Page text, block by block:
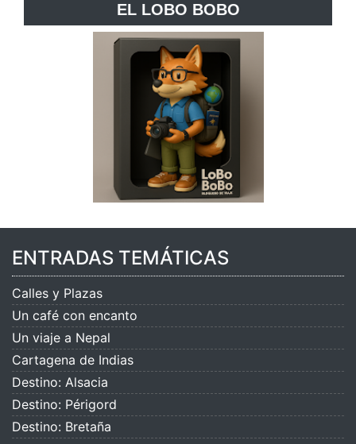
EL LOBO BOBO
ENTRADAS TEMÁTICAS
Calles y Plazas
Un café con encanto
Un viaje a Nepal
Cartagena de Indias
Destino: Alsacia
Destino: Périgord
Destino: Bretaña